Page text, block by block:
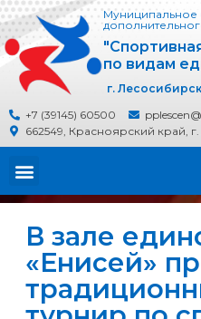
по видам
г. Лесосибирск
+7 (39145) 60500
662549, Красноярский край,
В зале
«Енисей»